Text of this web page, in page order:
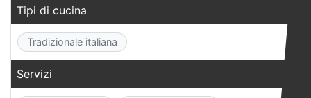
Tipi di cucina
Tradizionale italiana
Servizi